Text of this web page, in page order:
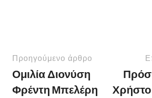
Προηγούμενο άρθρο
Ομιλία Διονύση
Φρέντη Μπελέρη